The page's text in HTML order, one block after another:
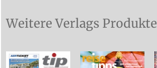
Weitere Verlags Produkte